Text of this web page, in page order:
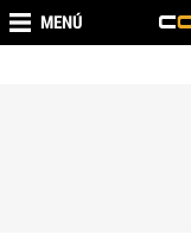
MENÚ